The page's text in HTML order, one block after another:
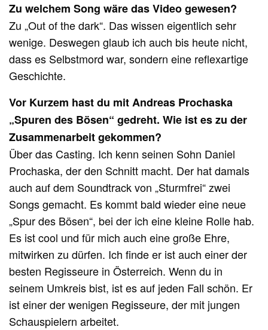
Zu welchem Song wäre das Video gewesen?
Zu „Out of the dark“. Das wissen eigentlich sehr
wenige. Deswegen glaub ich auch bis heute nicht,
dass es Selbstmord war, sondern eine reflexartige
Geschichte.
Vor Kurzem hast du mit Andreas Prochaska
„Spuren des Bösen“ gedreht. Wie ist es zu der
Zusammenarbeit gekommen?
Über das Casting. Ich kenn seinen Sohn Daniel
Prochaska, der den Schnitt macht. Der hat damals
auch auf dem Soundtrack von „Sturmfrei“ zwei
Songs gemacht. Es kommt bald wieder eine neue
„Spur des Bösen“, bei der ich eine kleine Rolle hab.
Es ist cool und für mich auch eine große Ehre,
mitwirken zu dürfen. Ich finde er ist auch einer der
besten Regisseure in Österreich. Wenn du in
seinem Umkreis bist, ist es auf jeden Fall schön. Er
ist einer der wenigen Regisseure, der mit jungen
Schauspielern arbeitet.